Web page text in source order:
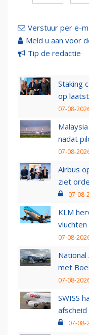
Verstuur per e-
Meld u aan voor
Tip de redactie
Staking
op
07-08-
nadat
07-08-
Airbus
ziet
07-08-
KLM
vluchten
07-08-
met
07-08-
SWISS
07-08-